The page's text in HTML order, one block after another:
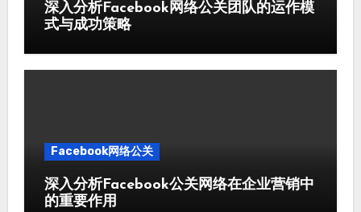
深入分析Facebook网络公关团队的运作模
式与成功策略
Facebook网络公关
深入分析Facebook公关网络在企业营销中
的重要作用